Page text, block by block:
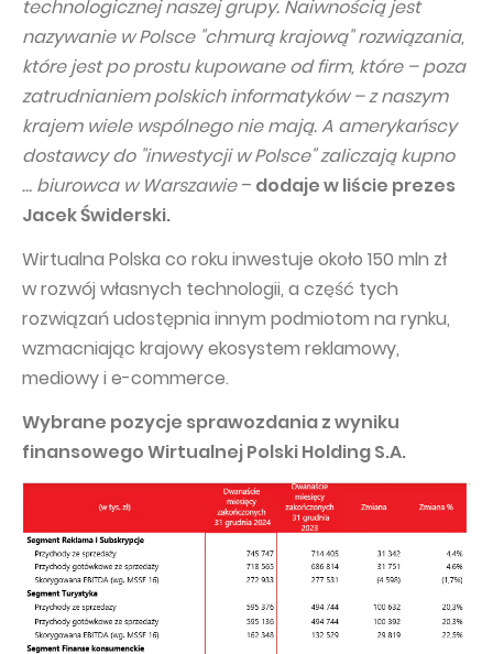
technologicznej naszej grupy. Naiwnością jest
nazywanie w Polsce "chmurą krajową" rozwiązania,
które jest po prostu kupowane od firm, które – poza
zatrudnianiem polskich informatyków – z naszym
krajem wiele wspólnego nie mają. A amerykańscy
dostawcy do "inwestycji w Polsce" zaliczają kupno
… biurowca w Warszawie– dodaje w liście prezes
Jacek Świderski.
Wirtualna Polska co roku inwestuje około 150 mln zł
w rozwój własnych technologii, a część tych
rozwiązań udostępnia innym podmiotom na rynku,
wzmacniając krajowy ekosystem reklamowy,
mediowy i e-commerce.
Wybrane pozycje sprawozdania z wyniku
finansowego Wirtualnej Polski Holding S.A.